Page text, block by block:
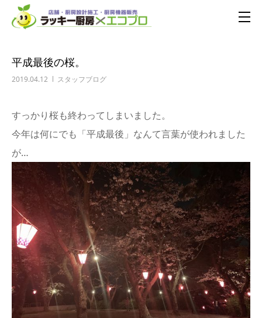
平成最後の桜。
2019.04.12 スタッフブログ
すっかり桜も終わってしまいました。
今年は何にでも「平成最後」なんて言葉が使われました
が…